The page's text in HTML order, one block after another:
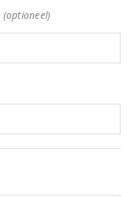
(optioneel)